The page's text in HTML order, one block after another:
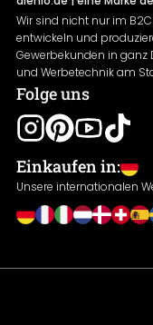
Wir sind nicht nur im
entwickeln und
Gewerbekunden in
und Werbetechnik am
Folge uns
Einkaufen in:
Unsere internationalen